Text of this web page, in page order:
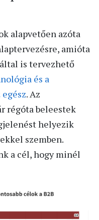
alapvetően azóta
amióta
is tervezhető
és a
. Az
régóta beleestek
helyezik
szemben.
a cél, hogy minél